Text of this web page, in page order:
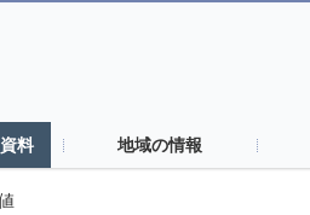
料 地域の情報